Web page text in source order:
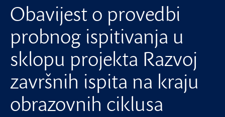
Obavijest o provedbi
probnog ispitivanja u
sklopu projekta Razvoj
završnih ispita na kraju
obrazovnih ciklusa